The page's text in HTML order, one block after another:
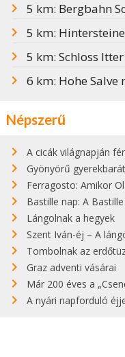
5 km: Bergbahn
5 km:
5 km: Schloss Itter
6 km: Hohe Salve nyáron,
Népszerű
A cicák világnapján fényképeztük ezt a
Gyönyörű gyerekbarát strandok
Ferragosto: Amikor
Bastille nap: A Bastille lerombolása
Lángolnak a hegyek
Szent Iván-éj – A
Tombolnak az erdőtüzek
Graz adventi vásárai
Már 200 éves a
A nyári napforduló éjjelén legendás